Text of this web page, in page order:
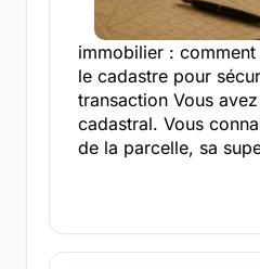
immobilier :
le cadastre pour
transaction Vous
cadastral. Vous
de la parcelle, sa